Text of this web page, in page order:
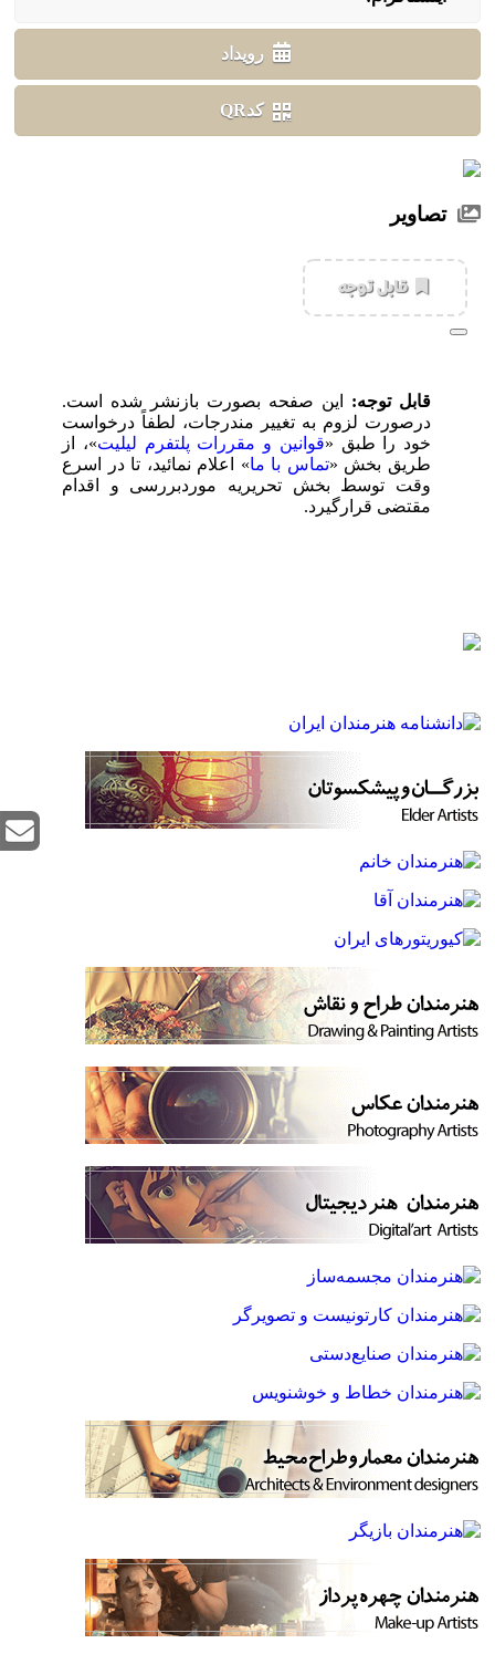
رویداد
کدQR
تصاویر
‌قابل توجه
قابل توجه: این صفحه بصورت بازنشر شده است.
درصورت لزوم به تغییر مندرجات، لطفاً درخواست
خود را طبق «قوانین و مقررات پلتفرم لیلیت»، از
طریق بخش «تماس با ما» اعلام نمائید، تا در اسرع
وقت توسط بخش تحریریه موردبررسی و اقدام
مقتضی قرارگیرد.